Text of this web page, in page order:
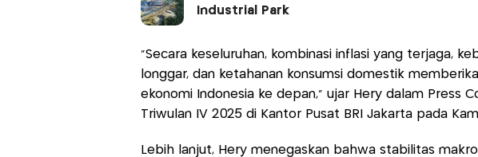
Industrial Park
“Secara keseluruhan, kombinasi inflasi yang terjaga,
longgar, dan ketahanan konsumsi domestik
ekonomi Indonesia ke depan,” ujar Hery dalam Press
Triwulan IV 2025 di Kantor Pusat BRI Jakarta pada
Lebih lanjut, Hery menegaskan bahwa stabilitas